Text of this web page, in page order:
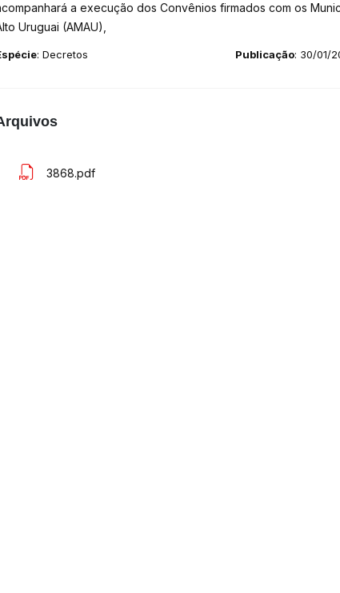
a execução dos Convênios firmados com os
Uruguai (AMAU),
: Decretos Publicação: 30/01/
3868.pdf